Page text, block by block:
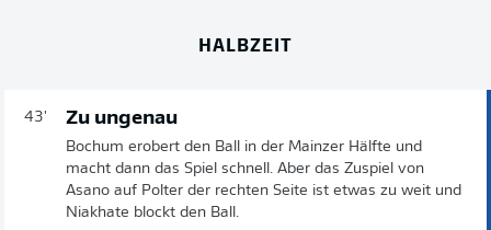
HALBZEIT
43' Zu ungenau
Bochum erobert den Ball in der Mainzer Hälfte und
macht dann das Spiel schnell. Aber das Zuspiel von
Asano auf Polter der rechten Seite ist etwas zu weit und
Niakhate blockt den Ball.